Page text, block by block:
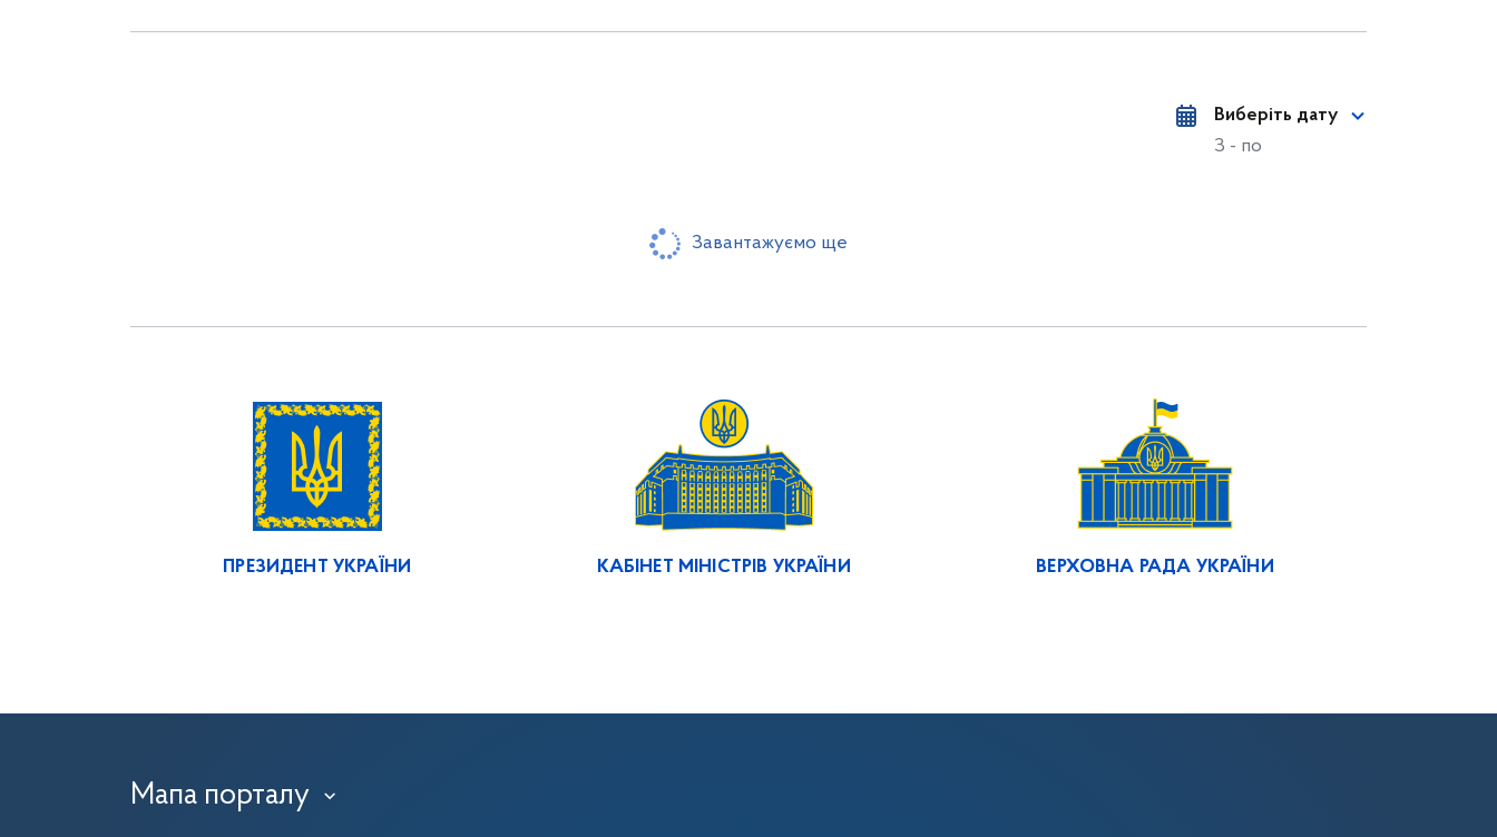
Виберіть дату
З - по
Завантажуємо ще
ПРЕЗИДЕНТ УКРАЇНИ КАБІНЕТ МІНІСТРІВ УКРАЇНИ ВЕРХОВНА РАДА УКРАЇНИ
Мапа порталу ›